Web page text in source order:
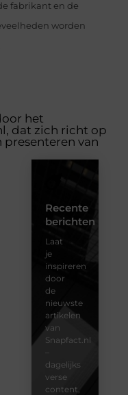
fabrikant en de
worden
het
dat zich richt op
van
Recente
berichten
Laat
je
inspireren
door
de
nieuwste
artikelen
van
Snapfact.nl
–
dagelijks
verse
content,